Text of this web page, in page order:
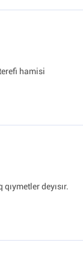
hamisi
deyısır.